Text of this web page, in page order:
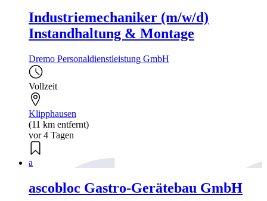
Industriemechaniker (m/w/d)
Instandhaltung & Montage
Dremo Personaldienstleistung GmbH
Vollzeit
Klipphausen
(11 km entfernt)
vor 4 Tagen
a
ascobloc Gastro-Gerätebau GmbH